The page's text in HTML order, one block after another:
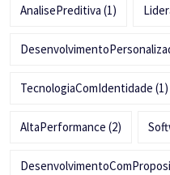
AnalisePreditiva (1)
TecnologiaComIdentidade (1)
AltaPerformance (2)